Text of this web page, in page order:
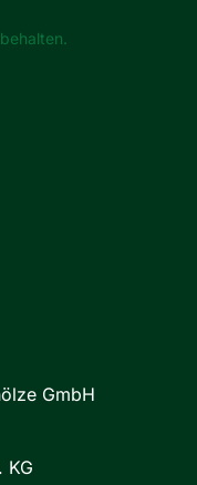
GmbH
KG